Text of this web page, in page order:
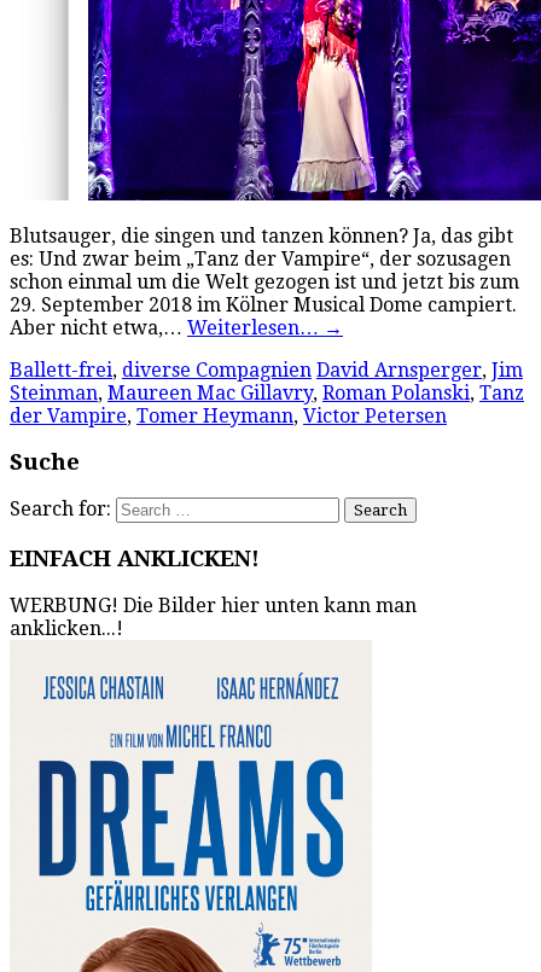
Blutsauger, die singen und tanzen können? Ja, das gibt
es: Und zwar beim „Tanz der Vampire“, der sozusagen
schon einmal um die Welt gezogen ist und jetzt bis zum
29. September 2018 im Kölner Musical Dome campiert.
Aber nicht etwa,… Weiterlesen… →
Ballett-frei, diverse Compagnien David Arnsperger, Jim
Steinman, Maureen Mac Gillavry, Roman Polanski, Tanz
der Vampire, Tomer Heymann, Victor Petersen
Suche
Search for:
EINFACH ANKLICKEN!
WERBUNG! Die Bilder hier unten kann man
anklicken...!